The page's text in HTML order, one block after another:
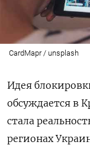
CardMapr / unsplash
Идея
обсуждается в
стала
регионах